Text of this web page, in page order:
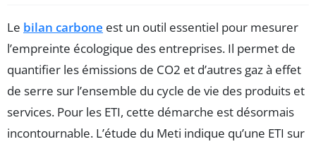
Le bilan carbone est un outil essentiel pour mesurer
l’empreinte écologique des entreprises. Il permet de
quantifier les émissions de CO2 et d’autres gaz à effet
de serre sur l’ensemble du cycle de vie des produits et
services. Pour les ETI, cette démarche est désormais
incontournable. L’étude du Meti indique qu’une ETI sur